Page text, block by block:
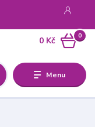
Menu
0
0 Kč